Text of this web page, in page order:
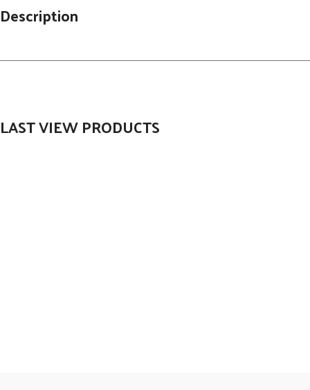
Description
LAST VIEW PRODUCTS